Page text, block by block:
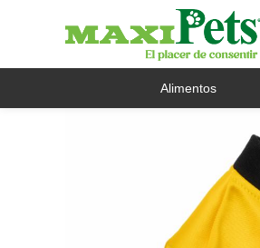
Alimentos